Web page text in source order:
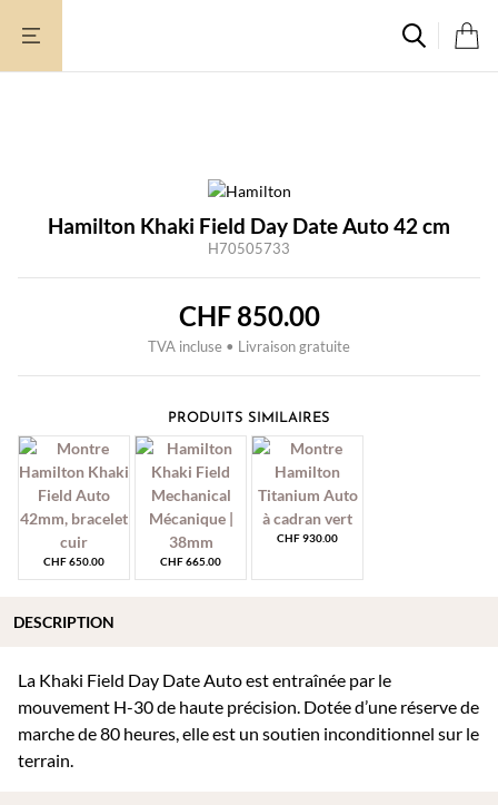
Hamilton Khaki Field Day Date Auto 42 cm
H70505733
CHF850.00
TVA incluse • Livraison gratuite
PRODUITS SIMILAIRES
CHF650.00 CHF665.00
CHF930.00
La Khaki Field Day Date Auto est entraînée par le
mouvement H-30 de haute précision. Dotée d’une réserve de
marche de 80 heures, elle est un soutien inconditionnel sur le
terrain.
DESCRIPTION